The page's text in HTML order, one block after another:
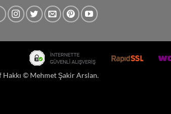
Hakkı © Mehmet Şakir Arslan.